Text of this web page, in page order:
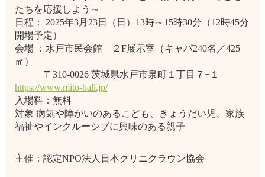
たちを応援しよう～
日程： 2025年3月23日（日）13時～15時30分（12時45分
開場予定）
会場 ：水戸市民会館 ２F展示室（キャパ240名／425
㎡）
〒310-0026 茨城県水戸市泉町１丁目７−１
https://www.mito-hall.jp/
入場料：無料
対象 病気や障がいのあるこども、きょうだい児、家族
福祉やインクルーシブに興味のある親子
主催：認定NPO法人日本クリニクラウン協会